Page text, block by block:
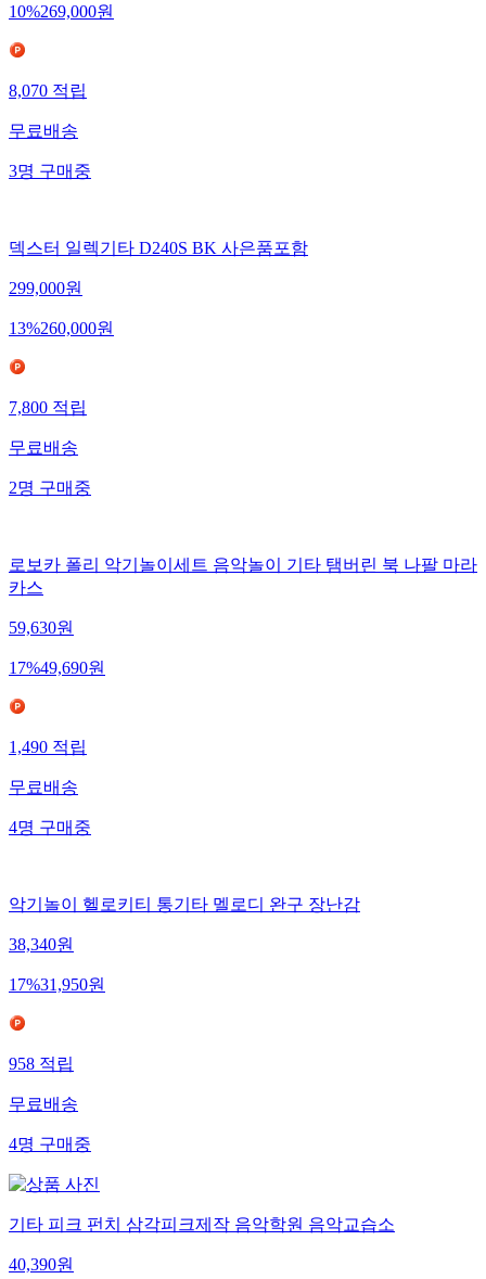
10%269,000원
8,070 적립
무료배송
3명 구매중
덱스터 일렉기타 D240S BK 사은품포함
299,000원
13%260,000원
7,800적립
무료배송
2명구매중
로보카 폴리 악기놀이세트 음악놀이 기타 탬버린 북 나팔 마라
카스
59,630원
17%49,690원
1,490적립
무료배송
4명구매중
악기놀이 헬로키티 통기타 멜로디 완구 장난감
38,340원
17%31,950원
958적립
무료배송
4명구매중
기타 피크 펀치 삼각피크제작 음악학원 음악교습소
40,390원